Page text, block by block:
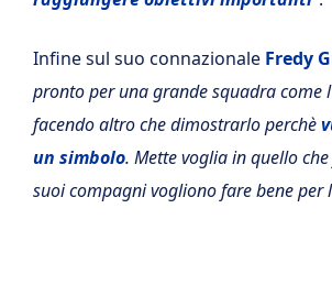
Infine sul suo connazionale Fredy
pronto per una grande squadra come
facendo altro che dimostrarlo perchè
un simbolo. Mette voglia in quello
suoi compagni vogliono fare bene per